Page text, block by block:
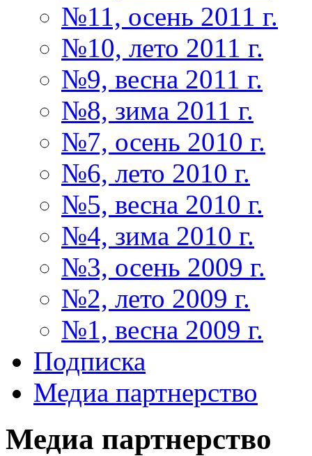
№11, осень 2011 г.
№10, лето 2011 г.
№9, весна 2011 г.
№8, зима 2011 г.
№7, осень 2010 г.
№6, лето 2010 г.
№5, весна 2010 г.
№4, зима 2010 г.
№3, осень 2009 г.
№2, лето 2009 г.
№1, весна 2009 г.
Подписка
Медиа партнерство
Медиа партнерство